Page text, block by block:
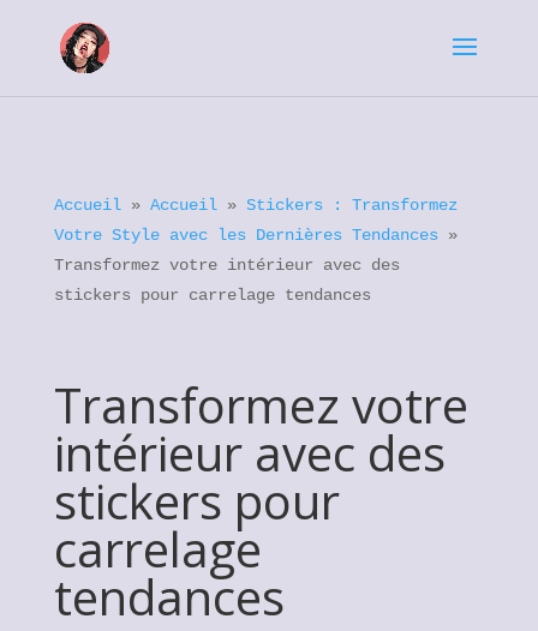
Accueil» Accueil» Stickers : Transformez
Votre Style avec les Dernières Tendances»
Transformez votre intérieur avec des
stickers pour carrelage tendances
Transformez votre
intérieur avec des
stickers pour
carrelage
tendances